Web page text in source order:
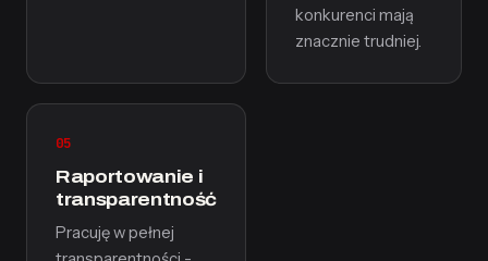
konkurenci mają
znacznie trudniej.
05
Raportowanie i
transparentność
Pracuję w pełnej